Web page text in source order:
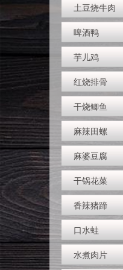
土豆烧牛肉
啤酒鸭
芋儿鸡
红烧排骨
干烧鲫鱼
麻辣田螺
麻婆豆腐
干锅花菜
香辣猪蹄
口水蛙
水煮肉片